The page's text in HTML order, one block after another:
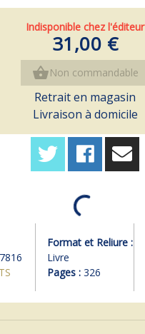
Indisponible chez l'éditeur
31,00 €
shopping_basketNon commandable
Retrait en magasin
Livraison à domicile
Format et Reliure :
Livre
Pages :326